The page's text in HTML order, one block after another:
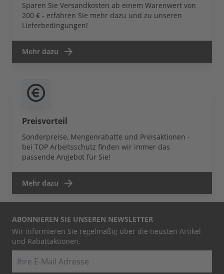
Sparen Sie Versandkosten ab einem Warenwert von
200 € - erfahren Sie mehr dazu und zu unseren
Lieferbedingungen!
Mehr dazu
Preisvorteil
Sonderpreise, Mengenrabatte und Preisaktionen -
bei TOP Arbeitsschutz finden wir immer das
passende Angebot für Sie!
Mehr dazu
ABONNIEREN SIE UNSEREN NEWSLETTER
Wir informieren Sie regelmäßig über die neusten Artikel
und Rabattaktionen.